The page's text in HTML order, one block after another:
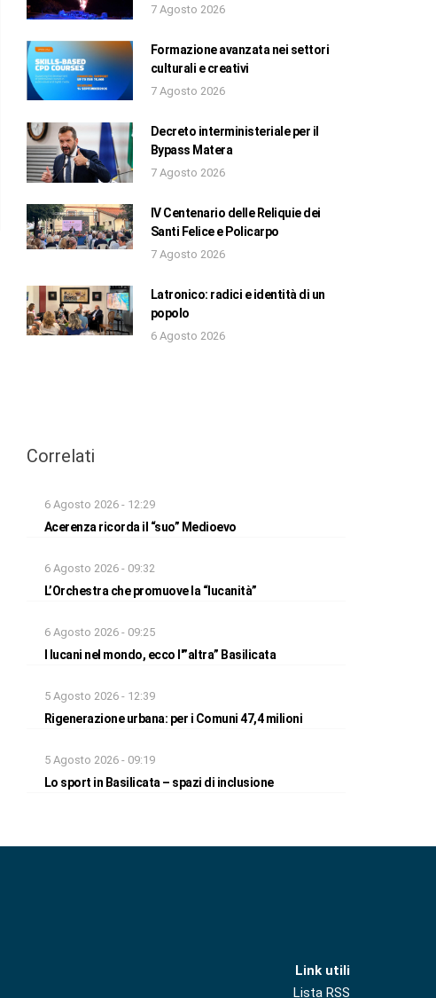
7 Agosto 2026
Formazione avanzata nei settori
culturali e creativi
7 Agosto 2026
Decreto interministeriale per il
Bypass Matera
7 Agosto 2026
IV Centenario delle Reliquie dei
Santi Felice e Policarpo
7 Agosto 2026
Latronico: radici e identità di un
popolo
6 Agosto 2026
Correlati
6 Agosto 2026 - 12:29
Acerenza ricorda il “suo” Medioevo
6 Agosto 2026 - 09:32
L’Orchestra che promuove la “lucanità”
6 Agosto 2026 - 09:25
I lucani nel mondo, ecco l'”altra” Basilicata
5 Agosto 2026 - 12:39
Rigenerazione urbana: per i Comuni 47,4 milioni
5 Agosto 2026 - 09:19
Lo sport in Basilicata – spazi di inclusione
Link utili
Lista RSS